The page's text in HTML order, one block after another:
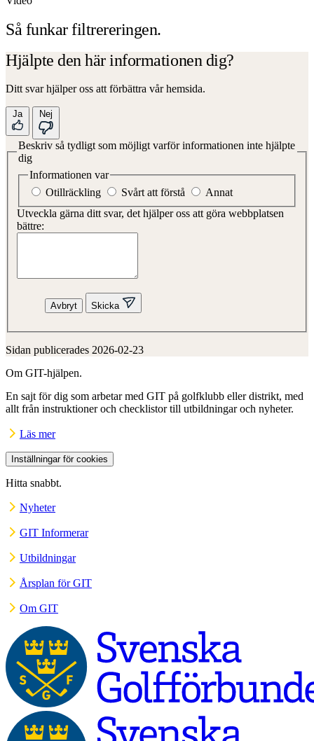
Så funkar filtrereringen.
Hjälpte den här informationen dig?
Ditt svar hjälper oss att förbättra vår hemsida.
Ja Nej
Beskriv så tydligt som möjligt varför informationen inte hjälpte
dig
Informationen var
Otillräckling
Svårt att förstå
Annat
Utveckla gärna ditt svar, det hjälper oss att göra webbplatsen
bättre:
Avbryt Skicka
Sidan publicerades 2026-02-23
Om GIT-hjälpen.
En sajt för dig som arbetar med GIT på golfklubb eller distrikt, med
allt från instruktioner och checklistor till utbildningar och nyheter.
Läs mer
Inställningar för cookies
Hitta snabbt.
Nyheter
GIT Informerar
Utbildningar
Årsplan för GIT
Om GIT